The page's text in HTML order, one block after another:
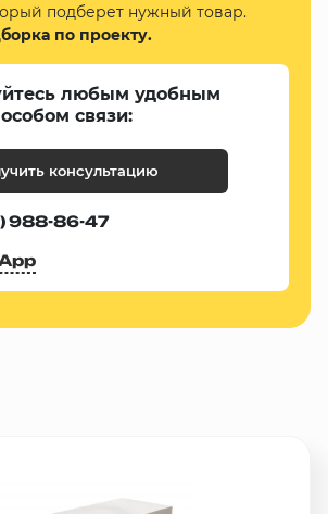
подберет нужный товар.
по проекту.
любым удобным
связи:
консультацию
988-86-47